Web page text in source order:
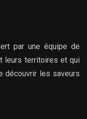
par une équipe de
leurs territoires et qui
découvrir les saveurs